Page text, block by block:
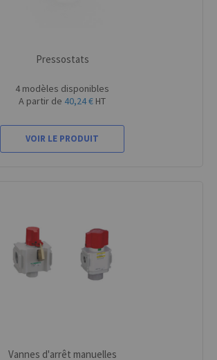
Pressostats
4 modèles disponibles
A partir de 40,24 € HT
VOIR LE PRODUIT
Vannes d'arrêt manuelles